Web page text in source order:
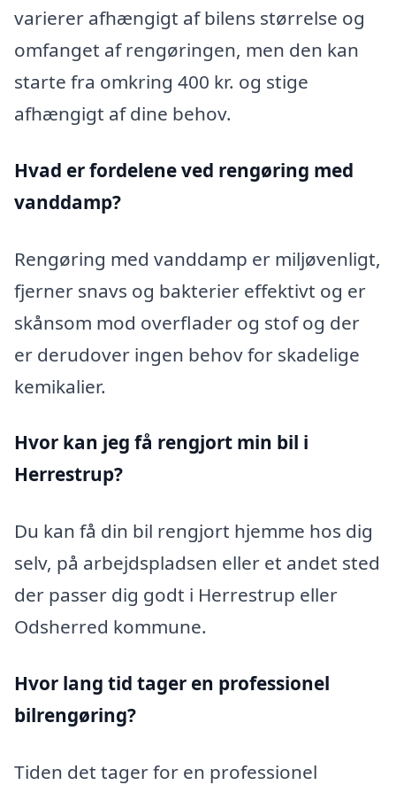
varierer afhængigt af bilens størrelse og
omfanget af rengøringen, men den kan
starte fra omkring 400 kr. og stige
afhængigt af dine behov.
Hvad er fordelene ved rengøring med
vanddamp?
Rengøring med vanddamp er miljøvenligt,
fjerner snavs og bakterier effektivt og er
skånsom mod overflader og stof og der
er derudover ingen behov for skadelige
kemikalier.
Hvor kan jeg få rengjort min bil i
Herrestrup?
Du kan få din bil rengjort hjemme hos dig
selv, på arbejdspladsen eller et andet sted
der passer dig godt i Herrestrup eller
Odsherred kommune.
Hvor lang tid tager en professionel
bilrengøring?
Tiden det tager for en professionel